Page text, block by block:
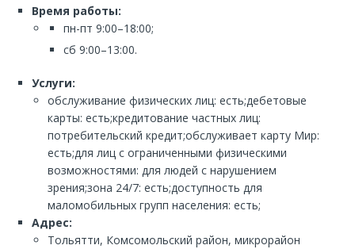
Время работы:
пн-пт 9:00–18:00;
сб 9:00–13:00.
Услуги:
обслуживание физических лиц: есть;дебетовые
карты: есть;кредитование частных лиц:
потребительский кредит;обслуживает карту Мир:
есть;для лиц с ограниченными физическими
возможностями: для людей с нарушением
зрения;зона 24/7: есть;доступность для
маломобильных групп населения: есть;
Адрес:
Тольятти, Комсомольский район, микрорайон